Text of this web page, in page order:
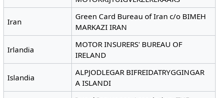
Iran
Green Card Bureau of Iran c/o BIMEH
MARKAZI IRAN
Irlandia
MOTOR INSURERS' BUREAU OF
IRELAND
Islandia
ALPJODLEGAR BIFREIDATRYGGINGAR
A ISLANDI